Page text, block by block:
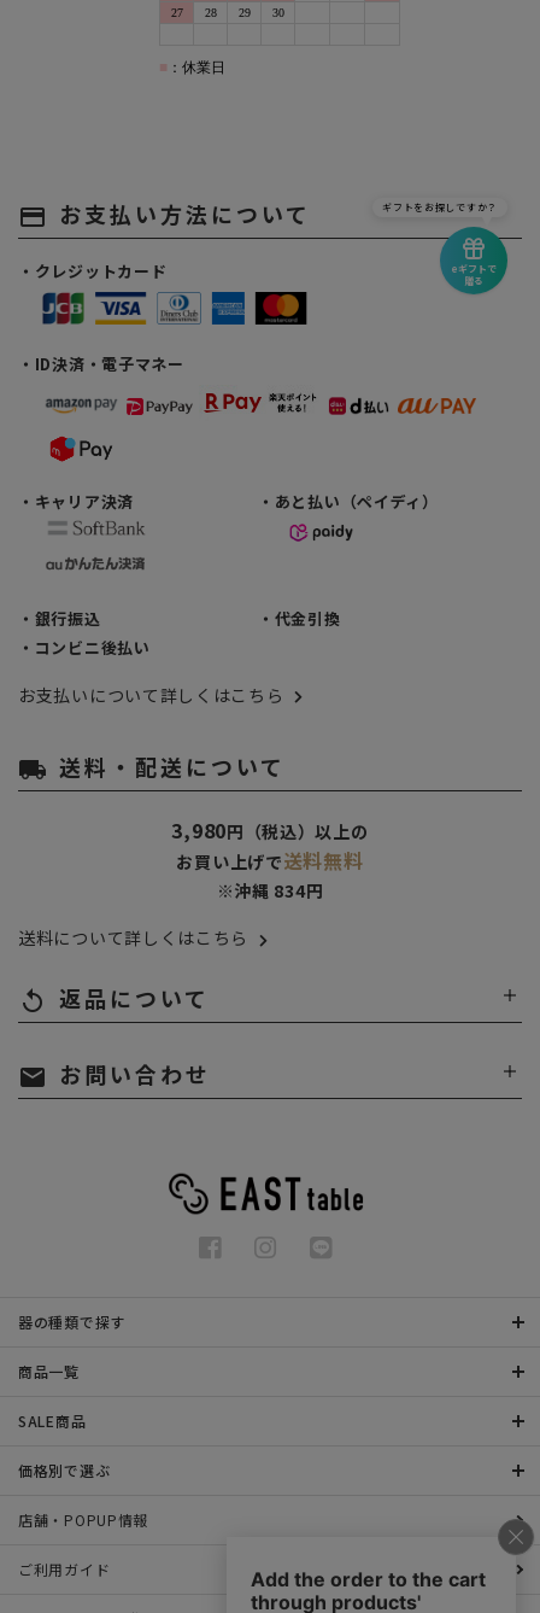
payment お支払い方法について
・クレジットカード
・ID決済・電子マネー
・キャリア決済 ・あと払い（ペイディ）
・銀行振込
・代金引換
・コンビニ後払い
お支払いについて詳しくはこちら
local_shipping 送料・配送について
3,980円（税込）以上の
お買い上げで送料無料
※沖縄 834円
送料について詳しくはこちら
replay 返品について
mail お問い合わせ
器の種類で探す
商品一覧
SALE商品
価格別で選ぶ
店舗・POPUP情報
ご利用ガイド
eギフトで
贈る
ギフトをお探しですか？